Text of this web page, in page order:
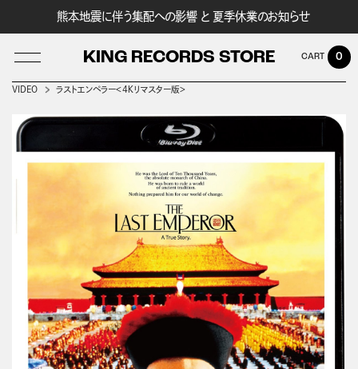
熊本地震に伴う集配への影響 と 夏季休業のお知らせ
KING RECORDS STORE
LOG IN
0
VIDEO ラストエンペラー＜４Ｋリマスター版＞